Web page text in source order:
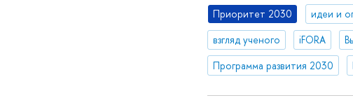
Приоритет 2030 идеи и
взгляд ученого
iFORA
Программа развития 2030